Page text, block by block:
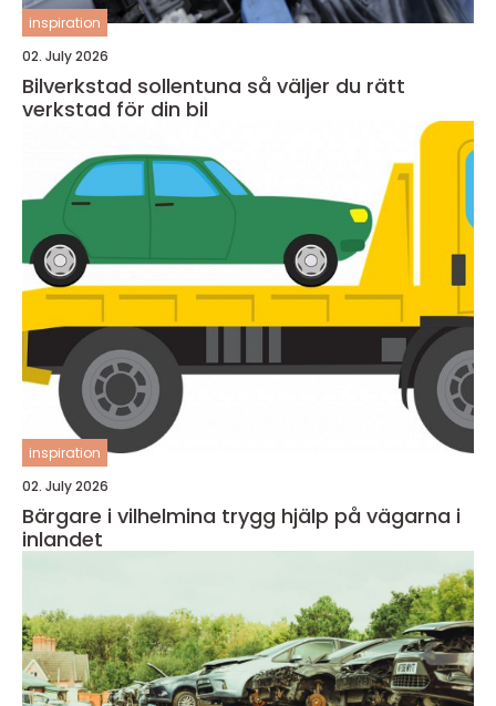
inspiration
02. July 2026
Bilverkstad sollentuna så väljer du rätt
verkstad för din bil
inspiration
02. July 2026
Bärgare i vilhelmina trygg hjälp på vägarna i
inlandet